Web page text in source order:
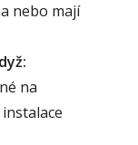
nebo mají
na